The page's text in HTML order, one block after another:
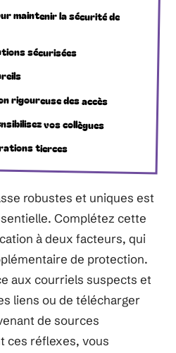
maintenir la sécurité de
sécurisées
rigoureuse des accès
vos collègues
tierces
robustes et uniques est
Complétez cette
à deux facteurs, qui
de protection.
aux courriels suspects et
liens ou de télécharger
de sources
ces réflexes, vous